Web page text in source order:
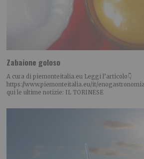
Zabaione goloso
A cura di piemonteitalia.eu Leggi l’articolo👇
https://www.piemonteitalia.eu/it/
qui le ultime notizie: IL TORINESE